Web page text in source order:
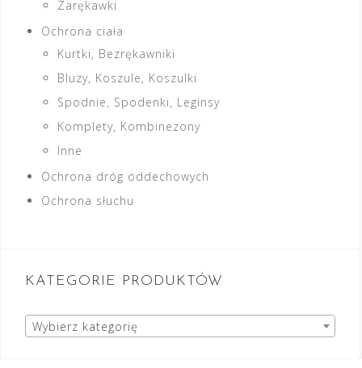
Zarękawki
Ochrona ciała
Kurtki, Bezrękawniki
Bluzy, Koszule, Koszulki
Spodnie, Spodenki, Leginsy
Komplety, Kombinezony
Inne
Ochrona dróg oddechowych
Ochrona słuchu
KATEGORIE PRODUKTÓW
Wybierz kategorię